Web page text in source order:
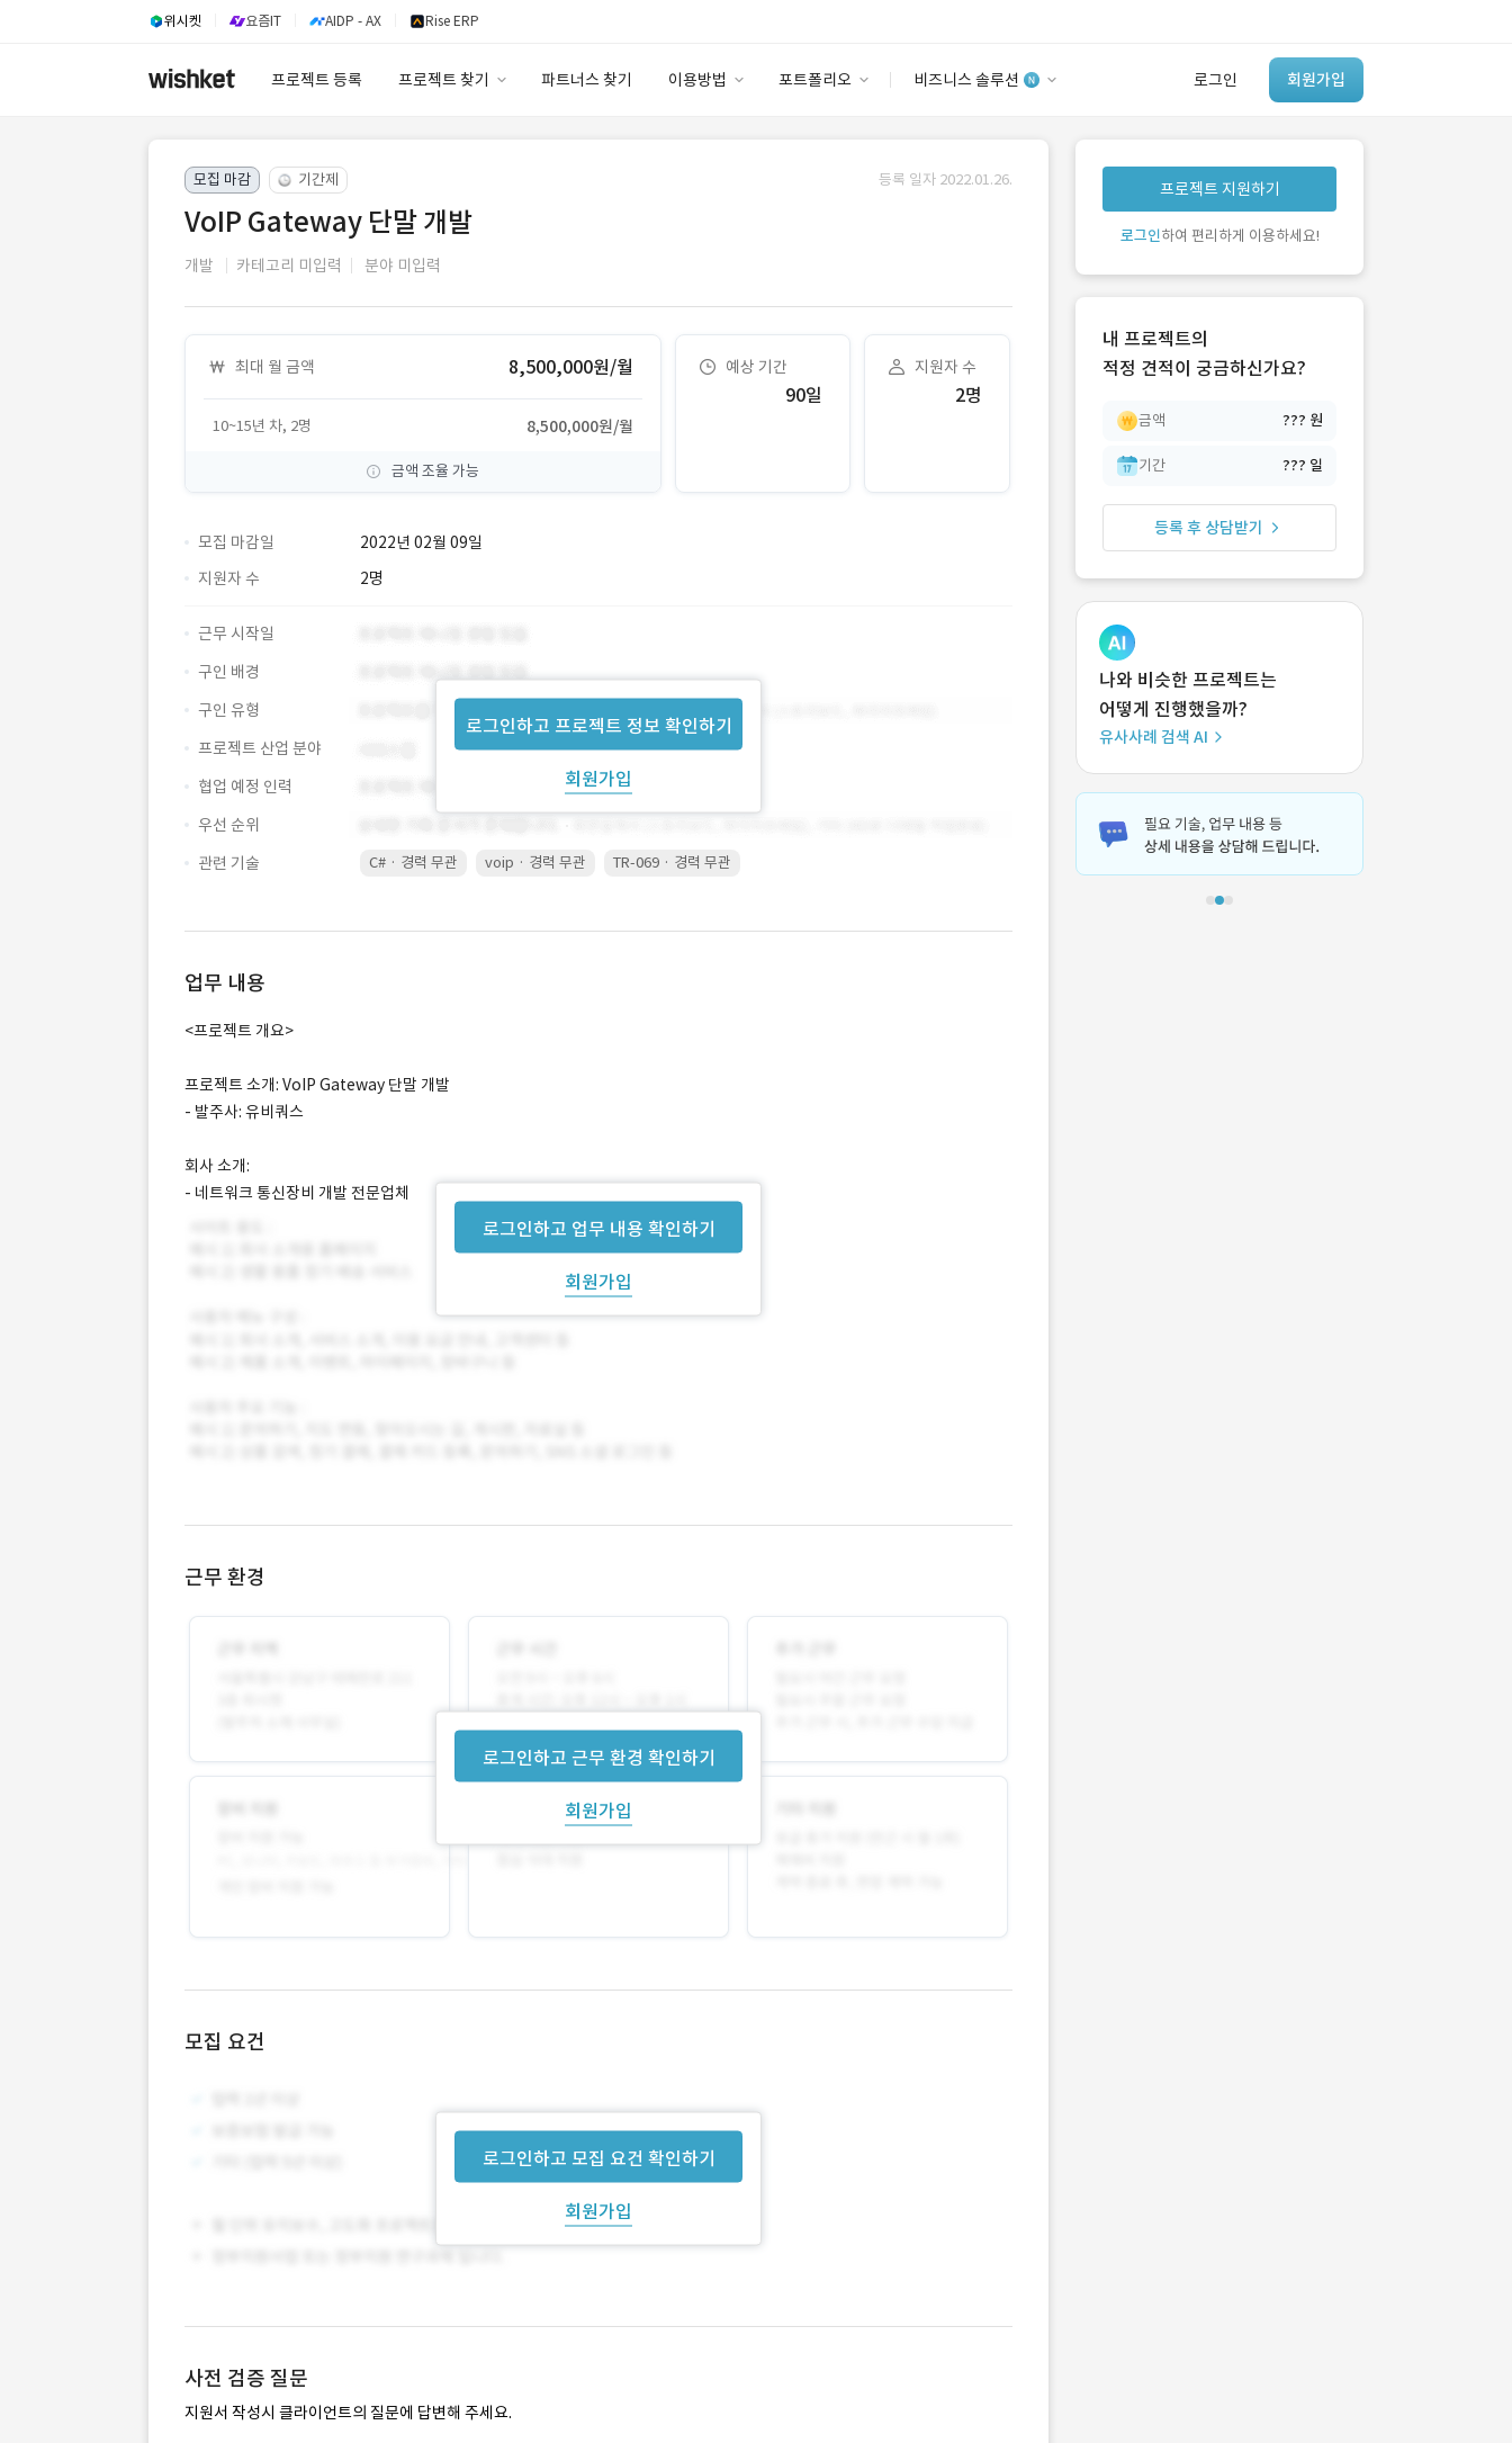
위시켓 요즘IT AIDP - AX Rise ERP
프로젝트 등록 프로젝트 찾기 파트너스 찾기 이용방법 포트폴리오 비즈니스 솔루션 로그인 회원가입
안심 코드 케어
유사사례 검색 AI
‘이런 거’ 만들어본
개발 회사 있어?
모집 마감 기간제 등록 일자 2022.01.26.
VoIP Gateway 단말 개발
개발 카테고리 미입력 분야 미입력
최대 월 금액 8,500,000원/월
10~15년 차, 2명 8,500,000원/월
금액 조율 가능
예상 기간
90일
지원자 수
2명
모집 마감일
2022년 02월 09일
지원자 수
2명
로그인하고 프로젝트 정보 확인하기
회원가입
근무 시작일
구인 배경
구인 유형
프로젝트 산업 분야
협업 예정 인력
우선 순위
관련 기술
C# · 경력 무관 voip · 경력 무관 TR-069 · 경력 무관
업무 내용
로그인하고 업무 내용 확인하기
회원가입
<프로젝트 개요>
프로젝트 소개: VoIP Gateway 단말 개발
- 발주사: 유비쿼스
회사 소개:
- 네트워크 통신장비 개발 전문업체
근무 환경
로그인하고 근무 환경 확인하기
회원가입
모집 요건
로그인하고 모집 요건 확인하기
회원가입
사전 검증 질문
지원서 작성시 클라이언트의 질문에 답변해 주세요.
프로젝트 지원하기
로그인하여 편리하게 이용하세요!
내 프로젝트의
적정 견적이 궁금하신가요?
금액 ??? 원
기간 ??? 일
등록 후 상담받기
나와 비슷한 프로젝트는
어떻게 진행했을까?
유사사례 검색 AI